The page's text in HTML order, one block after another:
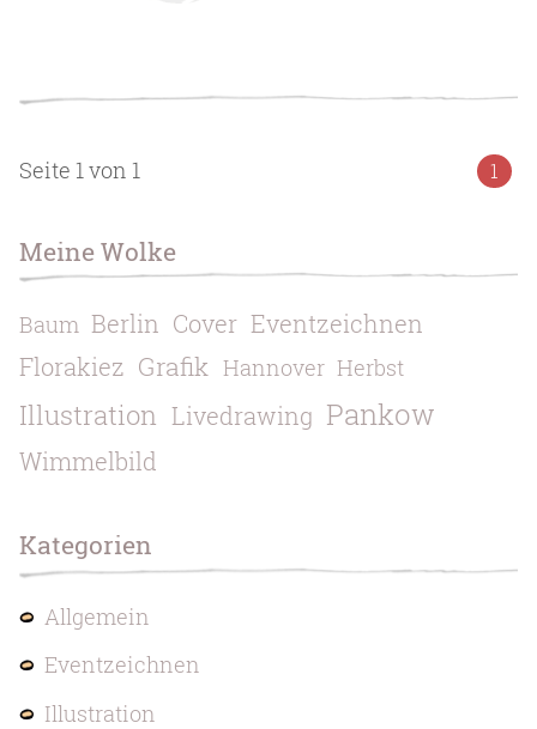
Seite 1 von 1 1
Meine Wolke
Baum Berlin Cover Eventzeichnen
Florakiez Grafik Hannover Herbst
Illustration Livedrawing Pankow
Wimmelbild
Kategorien
Allgemein
Eventzeichnen
Illustration